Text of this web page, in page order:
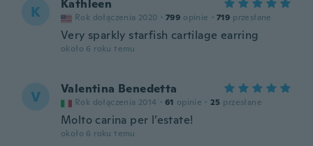
K Kathleen
Rok dołączenia 2020 · 799 opinie · 719 przesłane
Very sparkly starfish cartilage earring
około 6 roku temu
V Valentina Benedetta
Rok dołączenia 2014 · 61 opinie · 25 przesłane
Molto carina per l’estate!
około 6 roku temu